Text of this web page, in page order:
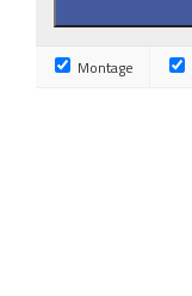
Montage